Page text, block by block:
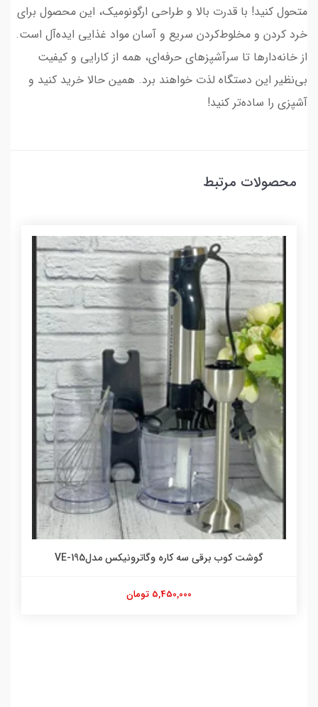
متحول کنید! با قدرت بالا و طراحی ارگونومیک، این محصول برای
خرد کردن و مخلوط‌کردن سریع و آسان مواد غذایی ایده‌آل است.
از خانه‌دارها تا سرآشپزهای حرفه‌ای، همه از کارایی و کیفیت
بی‌نظیر این دستگاه لذت خواهند برد. همین حالا خرید کنید و
آشپزی را ساده‌تر کنید!
محصولات مرتبط
گوشت کوب برقی سه کاره وگاترونیکس مدلVE-195
5,450,000 تومان